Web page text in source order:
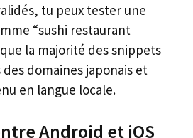
tu peux tester une
“sushi restaurant
la majorité des snippets
domaines japonais et
en langue locale.
Android et iOS